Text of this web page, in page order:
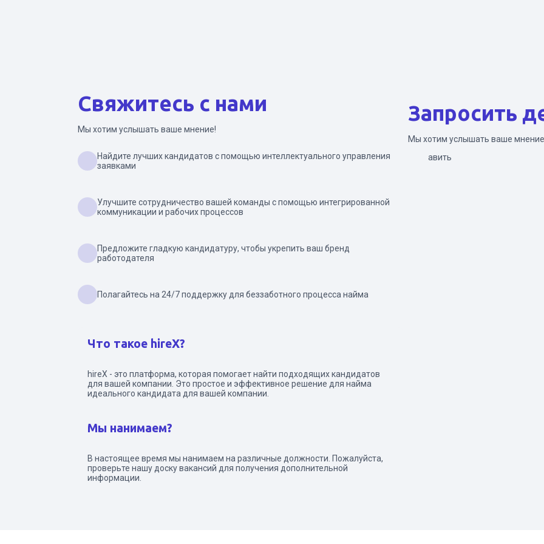
Свяжитесь с нами
Мы хотим услышать ваше мнение!
Найдите лучших кандидатов с помощью интеллектуального управления
заявками
Улучшите сотрудничество вашей команды с помощью интегрированной
коммуникации и рабочих процессов
Предложите гладкую кандидатуру, чтобы укрепить ваш бренд
работодателя
Полагайтесь на 24/7 поддержку для беззаботного процесса найма
Что такое hireX?
hireX - это платформа, которая помогает найти подходящих кандидатов
для вашей компании. Это простое и эффективное решение для найма
идеального кандидата для вашей компании.
Мы нанимаем?
В настоящее время мы нанимаем на различные должности. Пожалуйста,
проверьте нашу доску вакансий для получения дополнительной
информации.
Запросить
Мы хотим услышать ваше
Отправить